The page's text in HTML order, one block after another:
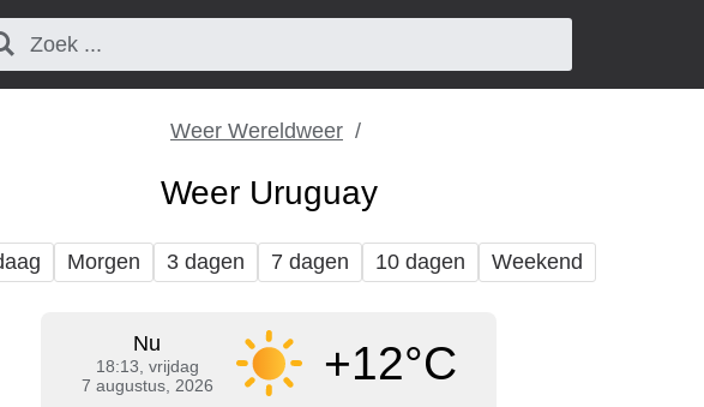
Weer Wereldweer
Weer Uruguay
Morgen 3 dagen 7 dagen 10 dagen Weekend
Nu
18:13, vrijdag
7 augustus, 2026
+12°C